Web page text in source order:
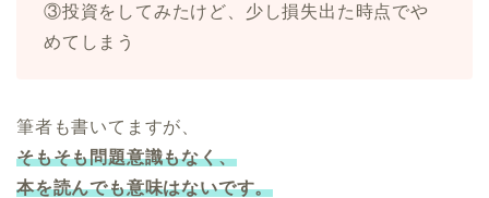
③投資をしてみたけど、少し損失出た時点でや
めてしまう
筆者も書いてますが、
そもそも問題意識もなく、
本を読んでも意味はないです。